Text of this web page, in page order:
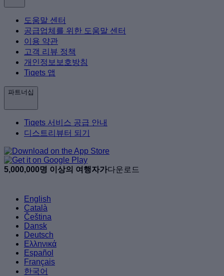
도움말 센터
공급업체를 위한 도움말 센터
이용 약관
고객 리뷰 정책
개인정보보호방침
Tiqets 앱
파트너십
Tiqets 서비스 공급 안내
디스트리뷰터 되기
5,000,000명 이상의 여행자가다운로드
English
Català
Čeština
Dansk
Deutsch
Ελληνικά
Español
Français
한국어